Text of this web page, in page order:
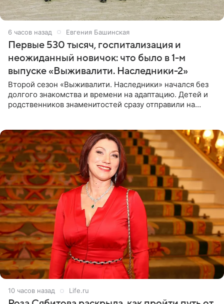
6 часов назад Евгения Башинская
Первые 530 тысяч, госпитализация и
неожиданный новичок: что было в 1-м
выпуске «Выживалити. Наследники-2»
Второй сезон «Выживалити. Наследники» начался без
долгого знакомства и времени на адаптацию. Детей и
родственников знаменитостей сразу отправили на
10 часов назад Life.ru